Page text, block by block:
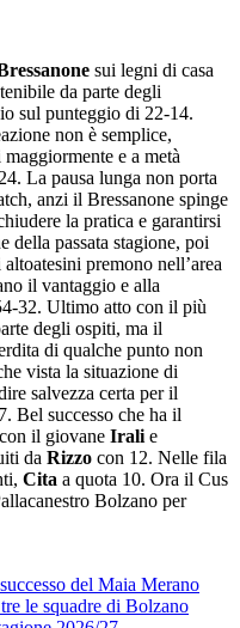
sui legni di casa
da parte degli
sul punteggio di 22-14.
non è semplice,
e a metà
La pausa lunga non porta
anzi il Bressanone spinge
la pratica e garantirsi
della passata stagione, poi
premono nell’area
il vantaggio e alla
32. Ultimo atto con il più
degli ospiti, ma il
di qualche punto non
vista la situazione di
salvezza certa per il
Bel successo che ha il
il giovane Irali e
da Rizzo con 12. Nelle fila
Cita a quota 10. Ora il Cus
Bolzano per
del Maia Merano
le squadre di Bolzano